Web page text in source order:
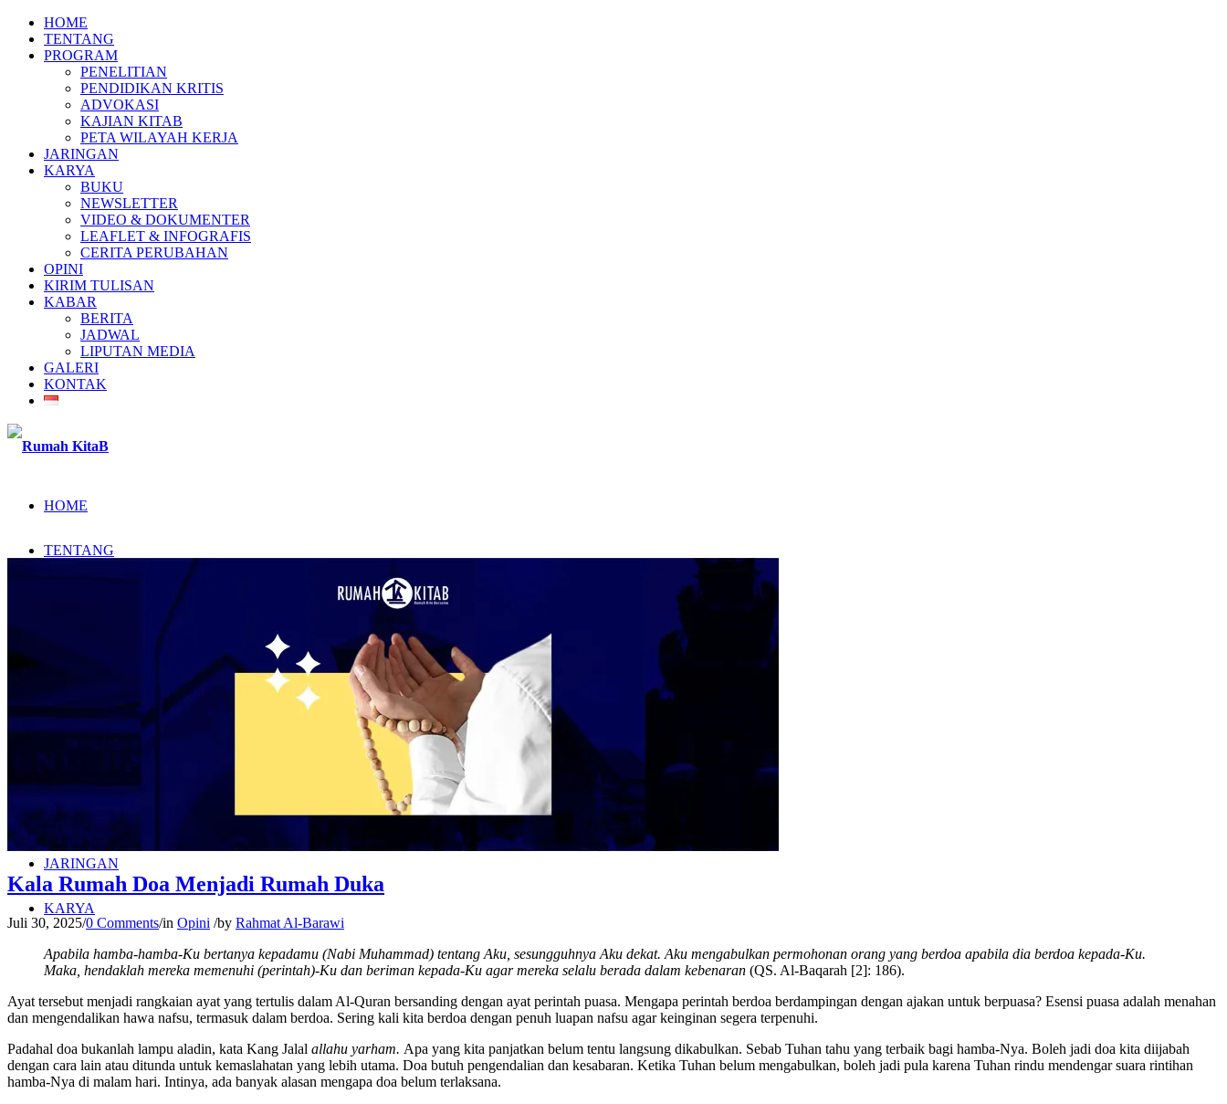
HOME
TENTANG
PROGRAM
PENELITIAN
PENDIDIKAN KRITIS
ADVOKASI
KAJIAN KITAB
PETA WILAYAH KERJA
JARINGAN
KARYA
BUKU
NEWSLETTER
VIDEO & DOKUMENTER
LEAFLET & INFOGRAFIS
CERITA PERUBAHAN
OPINI
KIRIM TULISAN
KABAR
BERITA
JADWAL
LIPUTAN MEDIA
GALERI
KONTAK
HOME
TENTANG
JARINGAN
KARYA
Kala Rumah Doa Menjadi Rumah Duka
Juli 30, 2025/0 Comments/in Opini /by Rahmat Al-Barawi
Apabila hamba-hamba-Ku bertanya kepadamu (Nabi Muhammad) tentang Aku, sesungguhnya Aku dekat. Aku mengabulkan permohonan orang yang berdoa apabila dia berdoa kepada-Ku.
Maka, hendaklah mereka memenuhi (perintah)-Ku dan beriman kepada-Ku agar mereka selalu berada dalam kebenaran (QS. Al-Baqarah [2]: 186).
Ayat tersebut menjadi rangkaian ayat yang tertulis dalam Al-Quran bersanding dengan ayat perintah puasa. Mengapa perintah berdoa berdampingan dengan ajakan untuk berpuasa? Esensi puasa adalah menahan
dan mengendalikan hawa nafsu, termasuk dalam berdoa. Sering kali kita berdoa dengan penuh luapan nafsu agar keinginan segera terpenuhi.
Padahal doa bukanlah lampu aladin, kata Kang Jalal allahu yarham. Apa yang kita panjatkan belum tentu langsung dikabulkan. Sebab Tuhan tahu yang terbaik bagi hamba-Nya. Boleh jadi doa kita diijabah
dengan cara lain atau ditunda untuk kemaslahatan yang lebih utama. Doa butuh pengendalian dan kesabaran. Ketika Tuhan belum mengabulkan, boleh jadi pula karena Tuhan rindu mendengar suara rintihan
hamba-Nya di malam hari. Intinya, ada banyak alasan mengapa doa belum terlaksana.